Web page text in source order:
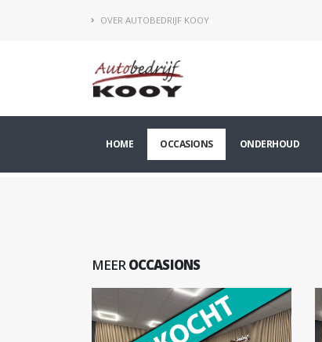
OVER AUTOBEDRIJF KOOY
HOME OCCASIONS ONDERHOUD
MEEROCCASIONS